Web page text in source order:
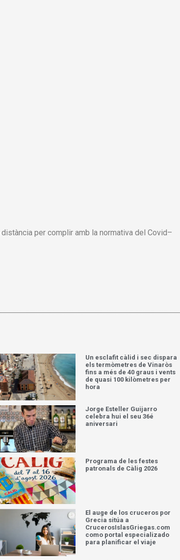
distància per complir amb la normativa del Covid–
Un esclafit càlid i sec dispara
els termòmetres de Vinaròs
fins a més de 40 graus i vents
de quasi 100 kilòmetres per
hora
Jorge Esteller Guijarro
celebra hui el seu 36é
aniversari
Programa de les festes
patronals de Càlig 2026
El auge de los cruceros por
Grecia sitúa a
CrucerosIslasGriegas.com
como portal especializado
para planificar el viaje